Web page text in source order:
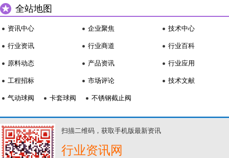
全站地图
资讯中心
行业资讯
原料动态
工程招标
企业聚焦
行业商道
产品资讯
市场评论
技术中心
行业百科
行业应用
技术文献
气动球阀 卡套球阀 不锈钢截止阀
扫描二维码，获取手机版最新资讯
行业资讯网